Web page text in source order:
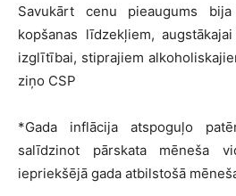
Savukārt cenu pieaugums
kopšanas līdzekļiem,
izglītībai, stiprajiem
ziņo CSP
*Gada inflācija atspoguļo
salīdzinot pārskata mēneša
iepriekšējā gada atbilstošā